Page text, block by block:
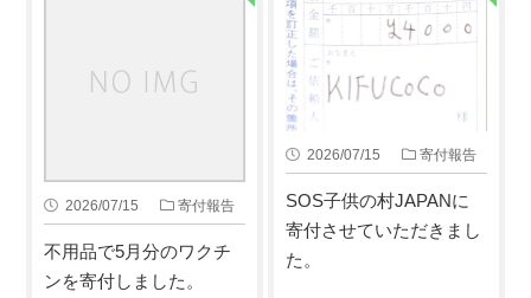
2026/07/15 寄付報告
不用品で5月分のワクチ
ンを寄付しました。
2026/07/15 寄付報告
SOS子供の村JAPANに
寄付させていただきまし
た。